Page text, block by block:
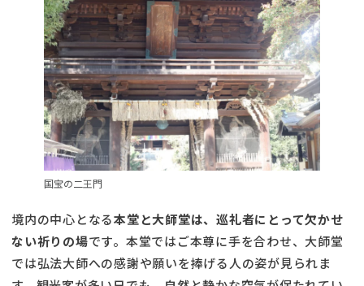
国宝の二王門
境内の中心となる本堂と大師堂は、巡礼者にとって欠かせ
ない祈りの場です。本堂ではご本尊に手を合わせ、大師堂
では弘法大師への感謝や願いを捧げる人の姿が見られま